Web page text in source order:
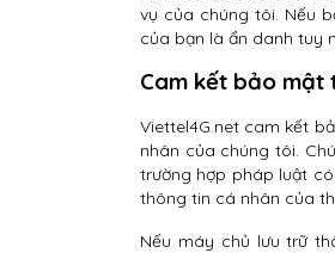
vụ của chúng tôi. Nếu
của bạn là ẩn danh tuy
Cam kết bảo mật
Viettel4G.net cam kết
nhân của chúng tôi.
trường hợp pháp luật
thông tin cá nhân của
Nếu máy chủ lưu trữ